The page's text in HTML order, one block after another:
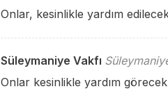
Onlar, kesinlikle yardım
Süleymaniye Vakfı
Onlar kesinlikle yardım